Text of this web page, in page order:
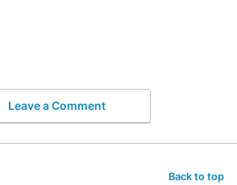
Leave a Comment
Back to top